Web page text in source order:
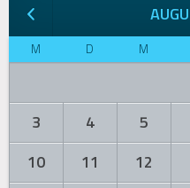
M D M
3
4 5
10
11 12